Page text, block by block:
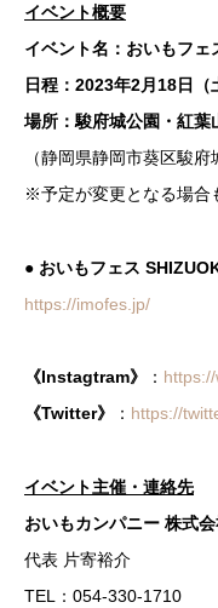
イベント概要
イベント名：おいもフ
日程：2023年2月18日
場所：駿府城公園・紅葉
（静岡県静岡市葵区駿府
※予定が変更となる場合
● おいもフェス
https://imofes.jp/
《Instagtram》 ：
《Twitter》
： https://
イベント主催・連絡先
おいもカンパニー 株式
代表 片寄裕介
TEL：054-330-1710